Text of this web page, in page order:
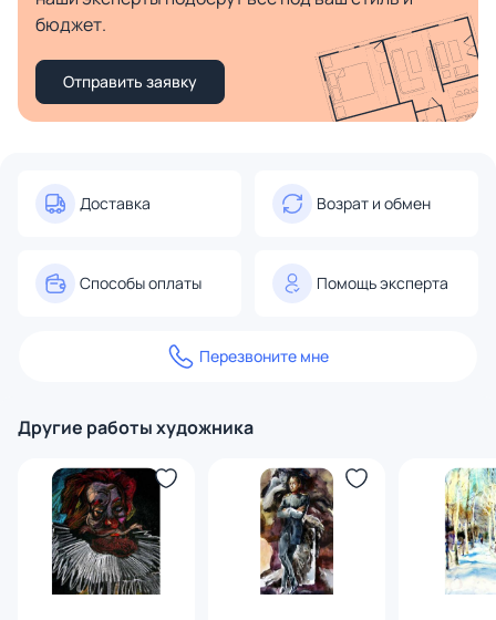
бюджет.
Отправить заявку
Доставка Возрат и обмен
Способы оплаты Помощь эксперта
Перезвоните мне
Другие работы художника